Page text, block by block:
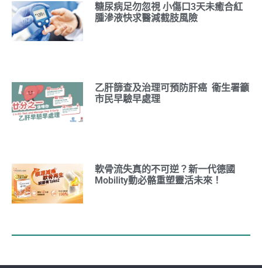
糖尿病足勿忽視 小傷口3天未癒合紅
腫滲液快求醫減截肢風險
乙肝篩查及治理可預防肝癌 衞生署籲
市民早驗早處理
軟骨流失真的不可逆？新一代德國
Mobility動必骼重塑靈活未來！